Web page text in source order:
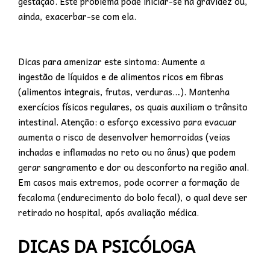
ainda, exacerbar-se com ela.
Dicas para amenizar este sintoma: Aumente a
ingestão de líquidos e de alimentos ricos em fibras
(alimentos integrais, frutas, verduras…). Mantenha
exercícios físicos regulares, os quais auxiliam o trânsito
intestinal. Atenção: o esforço excessivo para evacuar
aumenta o risco de desenvolver hemorroidas (veias
inchadas e inflamadas no reto ou no ânus) que podem
gerar sangramento e dor ou desconforto na região anal.
Em casos mais extremos, pode ocorrer a formação de
fecaloma (endurecimento do bolo fecal), o qual deve ser
retirado no hospital, após avaliação médica.
DICAS DA PSICÓLOGA